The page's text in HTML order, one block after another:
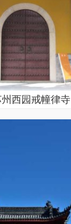
西园戒幢律寺